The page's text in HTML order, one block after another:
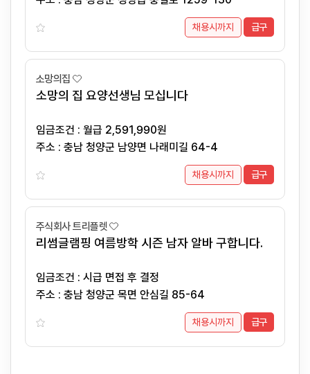
채용시까지 급구
소망의집
소망의 집 요양선생님 모십니다
임금조건 : 월급 2,591,990원
주소 : 충남 청양군 남양면 나래미길 64-4
채용시까지 급구
주식회사 트리플렛
리썸글램핑 여름방학 시즌 남자 알바 구합니다.
임금조건 : 시급 면접 후 결정
주소 : 충남 청양군 목면 안심길 85-64
채용시까지 급구